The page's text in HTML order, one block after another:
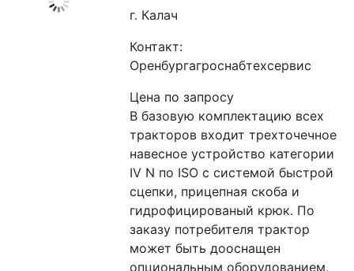
г. Калач
Контакт:
Оренбургагроснабтехсервис
Цена по запросу
В базовую комплектацию всех
тракторов входит трехточечное
навесное устройство категории
IV N по ISO с системой быстрой
сцепки, прицепная скоба и
гидрофицированый крюк. По
заказу потребителя трактор
может быть дооснащен
опциональным оборудованием,